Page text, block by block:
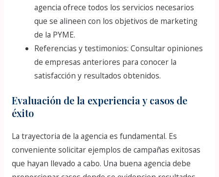
agencia ofrece todos los servicios necesarios
que se alineen con los objetivos de marketing
de la PYME.
Referencias y testimonios: Consultar opiniones
de empresas anteriores para conocer la
satisfacción y resultados obtenidos.
Evaluación de la experiencia y casos de
éxito
La trayectoria de la agencia es fundamental. Es
conveniente solicitar ejemplos de campañas exitosas
que hayan llevado a cabo. Una buena agencia debe